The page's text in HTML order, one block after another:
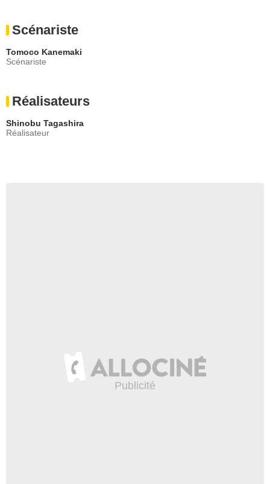
Scénariste
Tomoco Kanemaki
Scénariste
Réalisateurs
Shinobu Tagashira
Réalisateur